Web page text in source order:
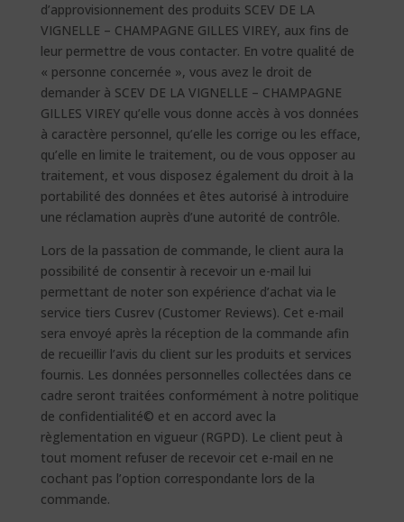
d’approvisionnement des produits SCEV DE LA
VIGNELLE – CHAMPAGNE GILLES VIREY, aux fins de
leur permettre de vous contacter. En votre qualité de
« personne concernée », vous avez le droit de
demander à SCEV DE LA VIGNELLE – CHAMPAGNE
GILLES VIREY qu’elle vous donne accès à vos données
à caractère personnel, qu’elle les corrige ou les efface,
qu’elle en limite le traitement, ou de vous opposer au
traitement, et vous disposez également du droit à la
portabilité des données et êtes autorisé à introduire
une réclamation auprès d’une autorité de contrôle.
Lors de la passation de commande, le client aura la
possibilité de consentir à recevoir un e-mail lui
permettant de noter son expérience d’achat via le
service tiers Cusrev (Customer Reviews). Cet e-mail
sera envoyé après la réception de la commande afin
de recueillir l’avis du client sur les produits et services
fournis. Les données personnelles collectées dans ce
cadre seront traitées conformément à notre politique
de confidentialité© et en accord avec la
règlementation en vigueur (RGPD). Le client peut à
tout moment refuser de recevoir cet e-mail en ne
cochant pas l’option correspondante lors de la
commande.